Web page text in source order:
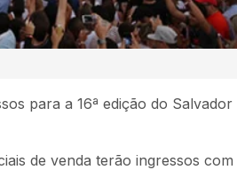
para a 16ª edição do
de venda terão ingressos